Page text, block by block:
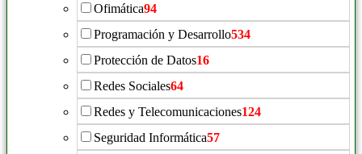
Ofimática94
Programación y Desarrollo534
Protección de Datos16
Redes Sociales64
Redes y Telecomunicaciones124
Seguridad Informática57